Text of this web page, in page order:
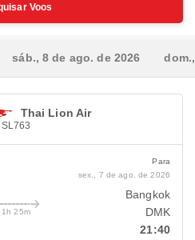
Voos
sáb., 8 de ago. de 2026
Thai Lion Air
SL763
1h 25m
Para
sex., 7 de ago. de 2026
Bangkok
DMK
21:40